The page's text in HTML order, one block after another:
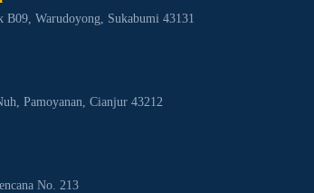
B09, Warudoyong, Sukabumi 43131
Pamoyanan, Cianjur 43212
No. 213